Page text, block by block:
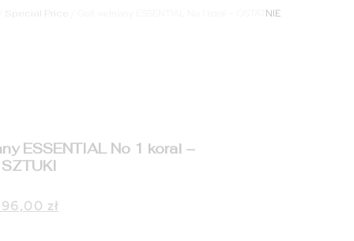
Special Price
/ Golf wełniany ESSENTIAL No 1 koral – OSTATNIE
ESSENTIAL No 1 koral –
zł